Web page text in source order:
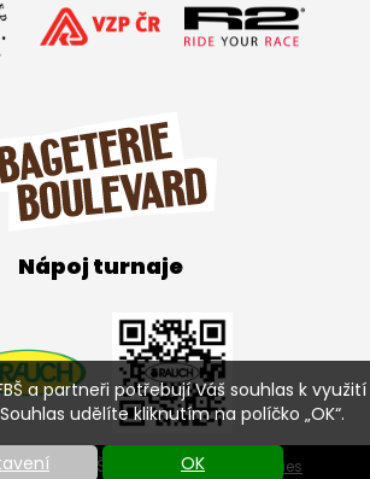
FBŠ a partneři potřebují Váš souhlas k využití
udělíte kliknutím na políčko „OK“.
OK
Nápoj turnaje
BRNO FBŠ 2026 | Nastavení cookies